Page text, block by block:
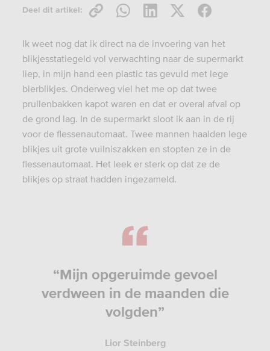
Deel dit artikel:
Ik weet nog dat ik direct na de invoering van het
blikjesstatiegeld vol verwachting naar de supermarkt
liep, in mijn hand een plastic tas gevuld met lege
bierblikjes. Onderweg viel het me op dat twee
prullenbakken kapot waren en dat er overal afval op
de grond lag. In de supermarkt sloot ik aan in de rij
voor de flessenautomaat. Twee mannen haalden lege
blikjes uit grote vuilniszakken en stopten ze in de
flessenautomaat. Het leek er sterk op dat ze de
blikjes op straat hadden ingezameld.
“Mijn opgeruimde gevoel
verdween in de maanden die
volgden”
Lior Steinberg